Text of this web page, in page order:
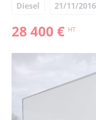
Diesel 21/11/2016
28 400 € HT